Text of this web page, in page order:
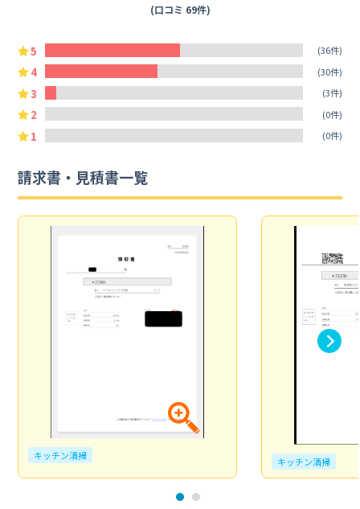
(口コミ 69件)
5 (36件)
4 (30件)
3 (3件)
2 (0件)
1 (0件)
請求書・見積書一覧
キッチン清掃 キッチン清掃